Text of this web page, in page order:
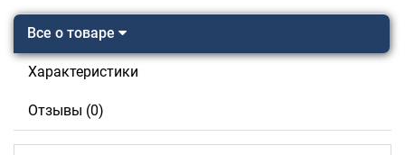
Все о товаре
Характеристики
Отзывы (0)